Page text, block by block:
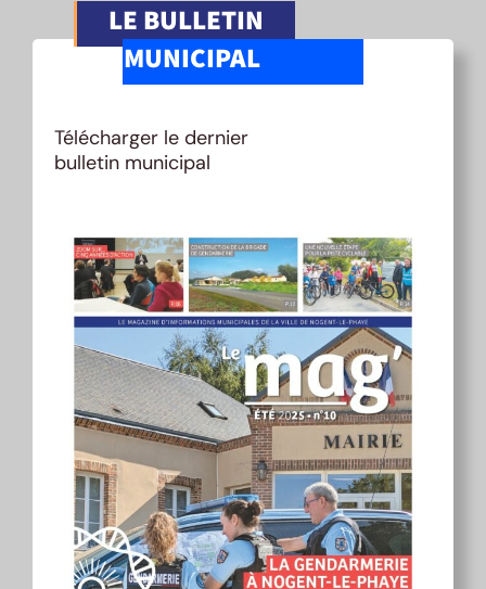
LE BULLETIN
MUNICIPAL
Télécharger le dernier
bulletin municipal